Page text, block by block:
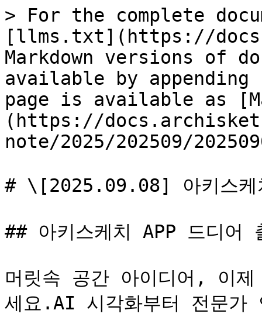
> For the complete
[llms.txt](https://
Markdown versions of
available by
page is available as
(https://
note/2025/202509/
# \[2025.09.08] 아키스케
## 아키스케치 APP 드디어
머릿속 공간 아이디어, 이제
세요.AI 시각화부터 전문가